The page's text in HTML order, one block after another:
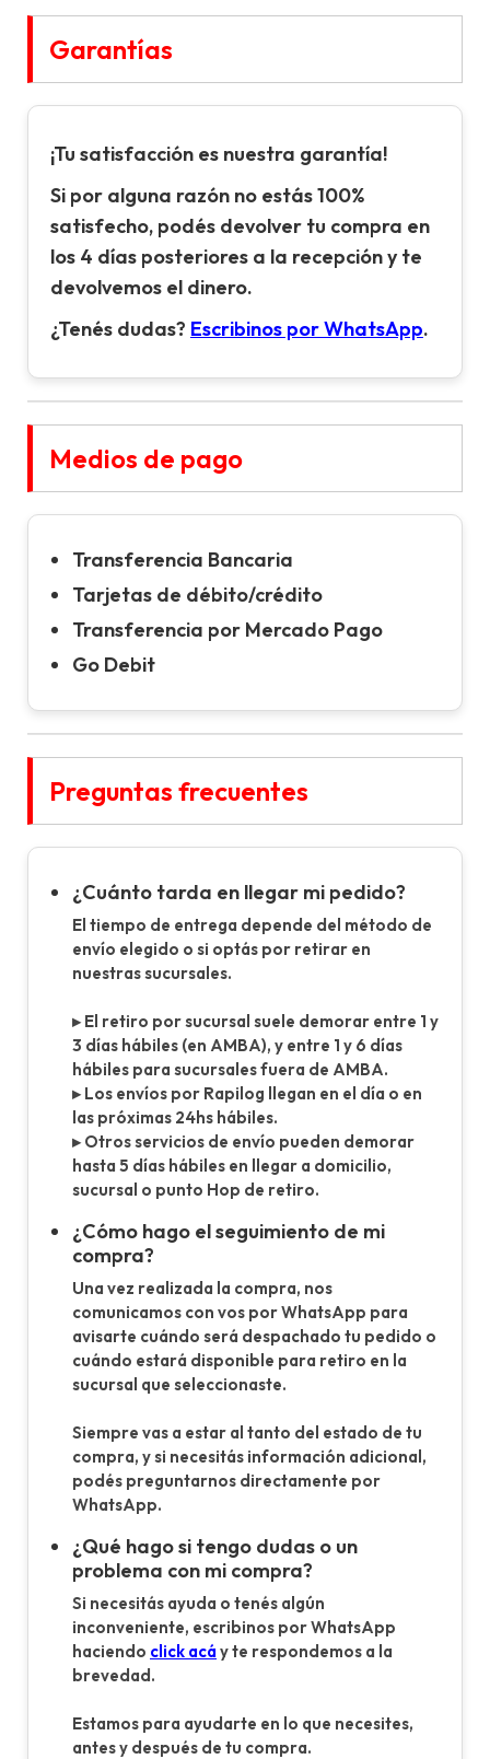
Garantías
¡Tu satisfacción es nuestra garantía!
Si por alguna razón no estás 100%
satisfecho, podés devolver tu compra en
los 4 días posteriores a la recepción y te
devolvemos el dinero.
¿Tenés dudas? Escribinos por WhatsApp.
Medios de pago
Transferencia Bancaria
Tarjetas de débito/crédito
Transferencia por Mercado Pago
Go Debit
Preguntas frecuentes
¿Cuánto tarda en llegar mi pedido?
El tiempo de entrega depende del método de
envío elegido o si optás por retirar en
nuestras sucursales.
▸ El retiro por sucursal suele demorar entre 1 y
3 días hábiles (en AMBA), y entre 1 y 6 días
hábiles para sucursales fuera de AMBA.
▸ Los envíos por Rapilog llegan en el día o en
las próximas 24hs hábiles.
▸ Otros servicios de envío pueden demorar
hasta 5 días hábiles en llegar a domicilio,
sucursal o punto Hop de retiro.
¿Cómo hago el seguimiento de mi
compra?
Una vez realizada la compra, nos
comunicamos con vos por WhatsApp para
avisarte cuándo será despachado tu pedido o
cuándo estará disponible para retiro en la
sucursal que seleccionaste.
Siempre vas a estar al tanto del estado de tu
compra, y si necesitás información adicional,
podés preguntarnos directamente por
WhatsApp.
¿Qué hago si tengo dudas o un
problema con mi compra?
Si necesitás ayuda o tenés algún
inconveniente, escribinos por WhatsApp
haciendo click acá y te respondemos a la
brevedad.
Estamos para ayudarte en lo que necesites,
antes y después de tu compra.